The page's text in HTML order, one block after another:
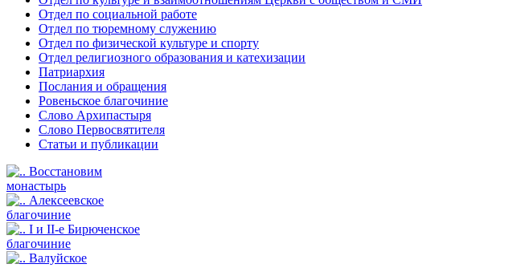
Отдел по социальной работе
Отдел по тюремному служению
Отдел по физической культуре и спорту
Отдел религиозного образования и катехизации
Патриархия
Послания и обращения
Ровеньское благочиние
Слово Архипастыря
Слово Первосвятителя
Статьи и публикации
Восстановим
монастырь
Алексеевское
благочиние
I и II-е Бирюченское
благочиние
Валуйское